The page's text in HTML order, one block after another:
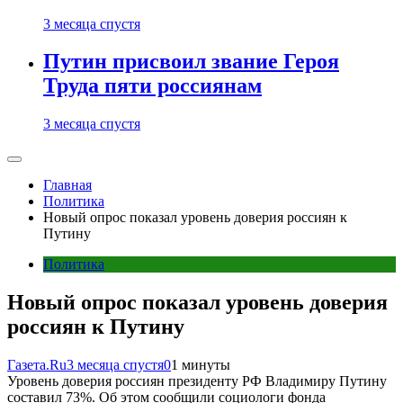
3 месяца спустя
Путин присвоил звание Героя
Труда пяти россиянам
3 месяца спустя
Главная
Политика
Новый опрос показал уровень доверия россиян к
Путину
Политика
Новый опрос показал уровень доверия
россиян к Путину
Газета.Ru3 месяца спустя01 минуты
Уровень доверия россиян президенту РФ Владимиру Путину
составил 73%. Об этом сообщили социологи фонда